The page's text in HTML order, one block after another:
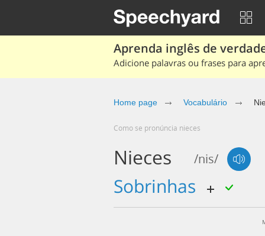
Aprenda inglês de
Adicione palavras ou frases para
Home page Vocabulário
Como se pronúncia nieces
Nieces /nis/
sobrinhas